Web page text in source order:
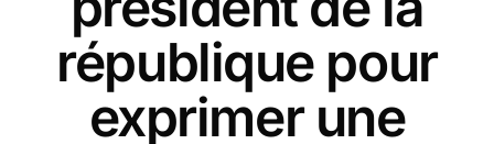
république pour
exprimer une